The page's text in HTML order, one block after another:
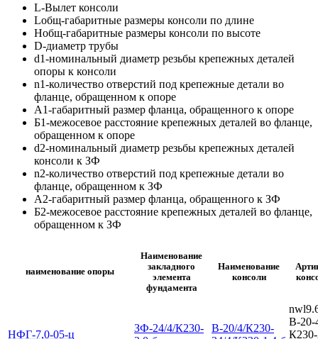
L-Вылет консоли
Lобщ-габаритные размеры консоли по длине
Hобщ-габаритные размеры консоли по высоте
D-диаметр трубы
d1-номинальный диаметр резьбы крепежных деталей
опоры к консоли
n1-количество отверстий под крепежные детали во
фланце, обращенном к опоре
А1-габаритный размер фланца, обращенного к опоре
Б1-межосевое расстояние крепежных деталей во фланце,
обращенном к опоре
d2-номинальный диаметр резьбы крепежных деталей
консоли к ЗФ
n2-количество отверстий под крепежные детали во
фланце, обращенном к ЗФ
А2-габаритный размер фланца, обращенного к ЗФ
Б2-межосевое расстояние крепежных деталей во фланце,
обращенном к ЗФ
наименование опоры
Наименование
закладного
элемента
фундамента
Наименование
консоли
НФГ-7,0-05-ц
ЗФ-24/4/К230-
В-20/4/К230-
В-20-